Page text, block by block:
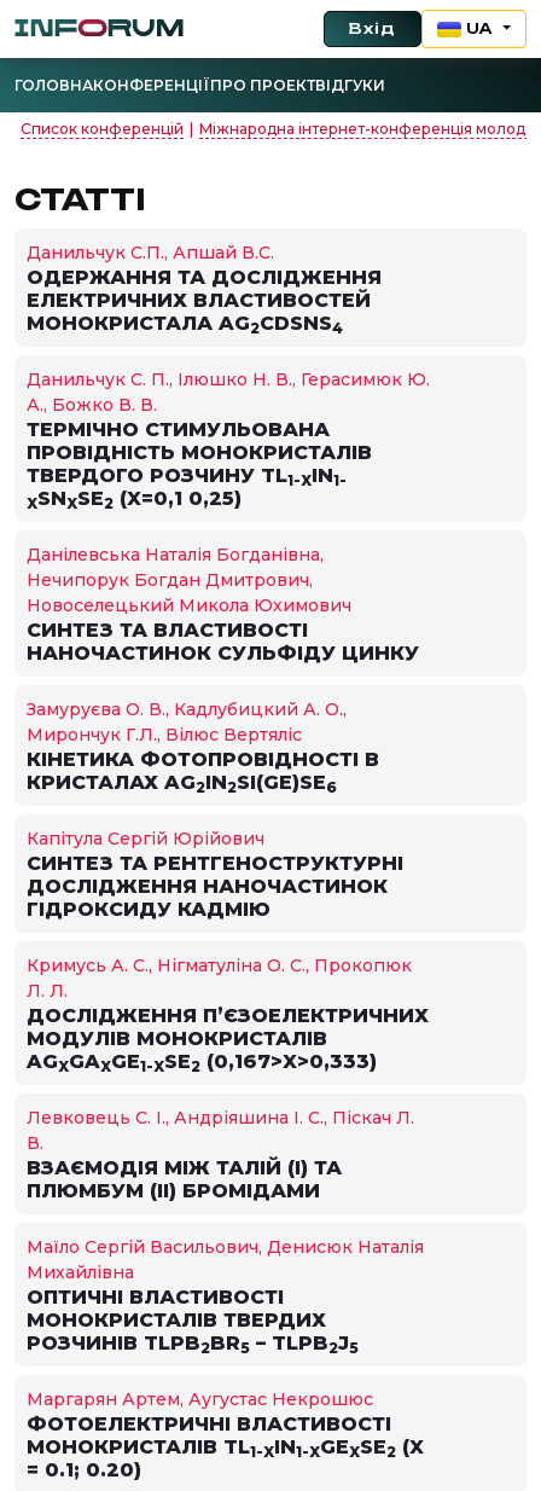
Вхід UA
ГОЛОВНАКОНФЕРЕНЦІЇПРО ПРОЕКТВІДГУКИ
Список конференцій Міжнародна інтернет-конференція
СТАТТІ
Данильчук С.П., Апшай В.С.
ОДЕРЖАННЯ ТА ДОСЛІДЖЕННЯ
ЕЛЕКТРИЧНИХ ВЛАСТИВОСТЕЙ
МОНОКРИСТАЛА AG2CDSNS4
Данильчук С. П., Ілюшко Н. В., Герасимюк Ю.
А., Божко В. В.
ТЕРМІЧНО СТИМУЛЬОВАНА
ПРОВІДНІСТЬ МОНОКРИСТАЛІВ
ТВЕРДОГО РОЗЧИНУ TL1-XIN1-
XSNXSE2 (X=0,1 0,25)
Данілевська Наталія Богданівна,
Нечипорук Богдан Дмитрович,
Новоселецький Микола Юхимович
СИНТЕЗ ТА ВЛАСТИВОСТІ
НАНОЧАСТИНОК СУЛЬФІДУ ЦИНКУ
Замуруєва О. В., Кадлубицкий А. О.,
Мирончук Г.Л., Вілюс Вертяліс
КІНЕТИКА ФОТОПРОВІДНОСТІ В
КРИСТАЛАХ AG2IN2SI(GE)SE6
Капітула Сергій Юрійович
СИНТЕЗ ТА РЕНТГЕНОСТРУКТУРНІ
ДОСЛІДЖЕННЯ НАНОЧАСТИНОК
ГІДРОКСИДУ КАДМІЮ
Кримусь А. С., Нігматуліна О. С., Прокопюк
Л. Л.
ДОСЛІДЖЕННЯ П’ЄЗОЕЛЕКТРИЧНИХ
МОДУЛІВ МОНОКРИСТАЛІВ
AGXGAXGE1-XSE2 (0,167>X>0,333)
Левковець С. І., Андріяшина І. С., Піскач Л.
В.
ВЗАЄМОДІЯ МІЖ ТАЛІЙ (І) ТА
ПЛЮМБУМ (ІІ) БРОМІДАМИ
Маїло Сергій Васильович, Денисюк Наталія
Михайлівна
ОПТИЧНІ ВЛАСТИВОСТІ
МОНОКРИСТАЛІВ ТВЕРДИХ
РОЗЧИНІВ TLPB2BR5 – TLPB2J5
Маргарян Артем, Аугустас Некрошюс
ФОТОЕЛЕКТРИЧНІ ВЛАСТИВОСТІ
МОНОКРИСТАЛІВ TL1-XIN1-XGEXSE2 (X
= 0.1; 0.20)